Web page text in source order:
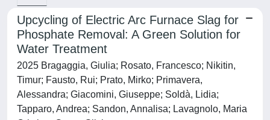
Upcycling of Electric Arc Furnace Slag for
Phosphate Removal: A Green Solution for
Water Treatment
2025 Bragaggia, Giulia; Rosato, Francesco; Nikitin,
Timur; Fausto, Rui; Prato, Mirko; Primavera,
Alessandra; Giacomini, Giuseppe; Soldà, Lidia;
Tapparo, Andrea; Sandon, Annalisa; Lavagnolo, Maria